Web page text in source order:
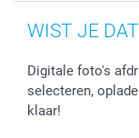
WIST JE DAT
Digitale foto's
selecteren,
klaar!